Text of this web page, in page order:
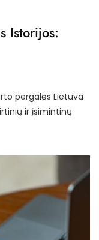
Istorijos:
pergalės Lietuva
ir įsimintinų